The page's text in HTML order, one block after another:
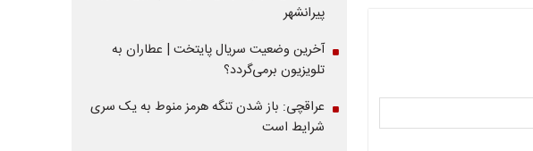
پیرانشهر
آخرین وضعیت سریال پایتخت | عطاران به
تلویزیون برمی‌گردد؟
عراقچی: باز شدن تنگه هرمز منوط به یک سری
شرایط است